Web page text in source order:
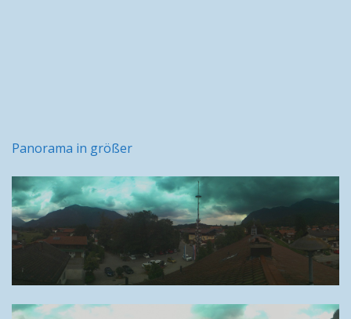
Panorama in größer